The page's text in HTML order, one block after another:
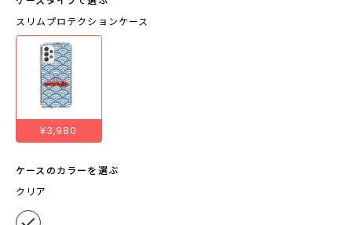
スリムプロテクションケース
¥3,980
ケースのカラーを選ぶ
クリア